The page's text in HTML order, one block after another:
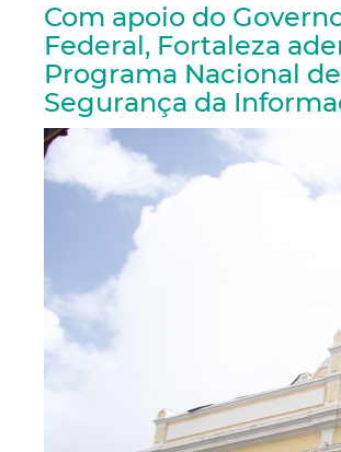
Com apoio do
Federal, Fortaleza
Programa Nacional de
Segurança da